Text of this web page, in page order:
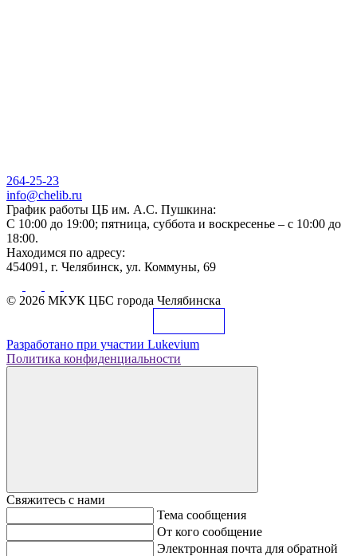
264-25-23
info@chelib.ru
График работы ЦБ им. А.С. Пушкина:
С 10:00 до 19:00; пятница, суббота и воскресенье – с 10:00 до
18:00.
Находимся по адресу:
454091, г. Челябинск, ул. Коммуны, 69
© 2026 МКУК ЦБС города Челябинска
Разработано при участии Lukevium
Политика конфиденциальности
Свяжитесь с нами
Тема сообщения
От кого сообщение
Электронная почта для обратной